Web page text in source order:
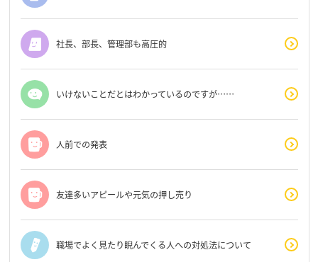
社長、部長、管理部も高圧的
いけないことだとはわかっているのですが……
人前での発表
友達多いアピールや元気の押し売り
職場でよく見たり睨んでくる人への対処法について